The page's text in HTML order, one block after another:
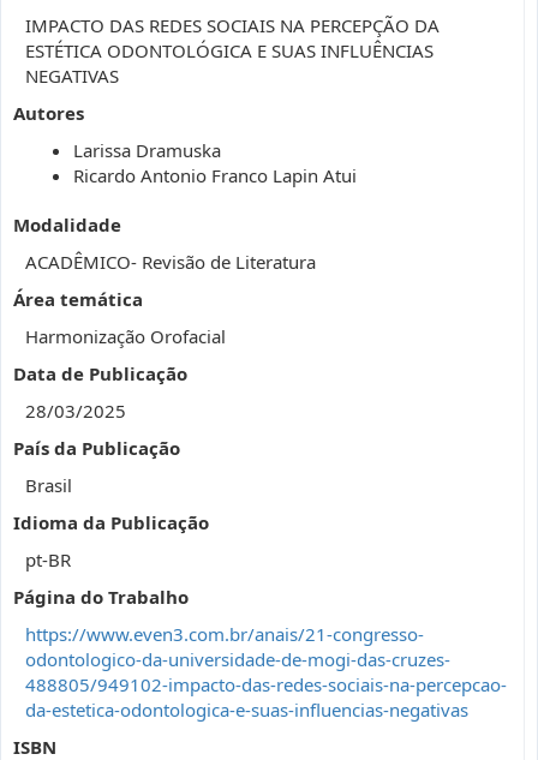
IMPACTO DAS REDES SOCIAIS NA PERCEPÇÃO DA
ESTÉTICA ODONTOLÓGICA E SUAS INFLUÊNCIAS
NEGATIVAS
Autores
Larissa Dramuska
Ricardo Antonio Franco Lapin Atui
Modalidade
ACADÊMICO- Revisão de Literatura
Área temática
Harmonização Orofacial
Data de Publicação
28/03/2025
País da Publicação
Brasil
Idioma da Publicação
pt-BR
Página do Trabalho
https://www.even3.com.br/anais/21-congresso-
odontologico-da-universidade-de-mogi-das-cruzes-
488805/949102-impacto-das-redes-sociais-na-percepcao-
da-estetica-odontologica-e-suas-influencias-negativas
ISBN